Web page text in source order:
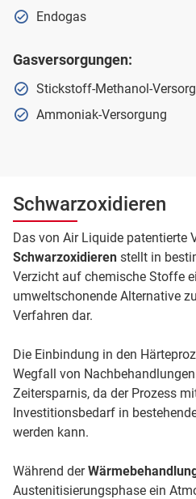
Endogas
Gasversorgungen:
Stickstoff-Methanol-
Ammoniak-Versorgung
Schwarzoxidieren
Das von Air Liquide patentierte
Schwarzoxidieren stellt in
Verzicht auf chemische Stoffe
umweltschonende Alternative
Verfahren dar.
Die Einbindung in den
Wegfall von
Zeitersparnis, da der Prozess
Investitionsbedarf in
werden kann.
Während der
Austenitisierungsphase ein